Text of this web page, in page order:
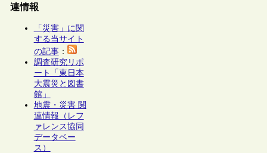
連情報
「災害」に関
する当サイト
の記事：
調査研究リポ
ート「東日本
大震災と図書
館」
地震・災害 関
連情報（レフ
ァレンス協同
データベー
ス）